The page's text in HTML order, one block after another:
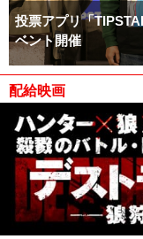
投票アプリ「
ベント開催
配給映画